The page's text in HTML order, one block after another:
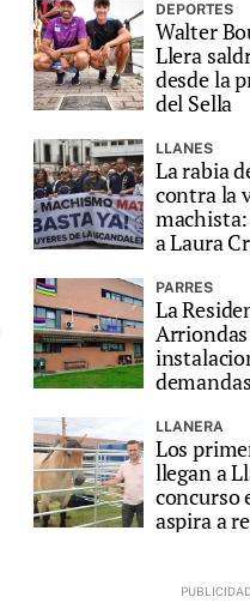
DEPORTES
Walter
Llera
desde la
del Sella
LLANES
La rabia
contra la
a Laura
PARRES
La
LLANERA
Los
llegan a
concurso
aspira a